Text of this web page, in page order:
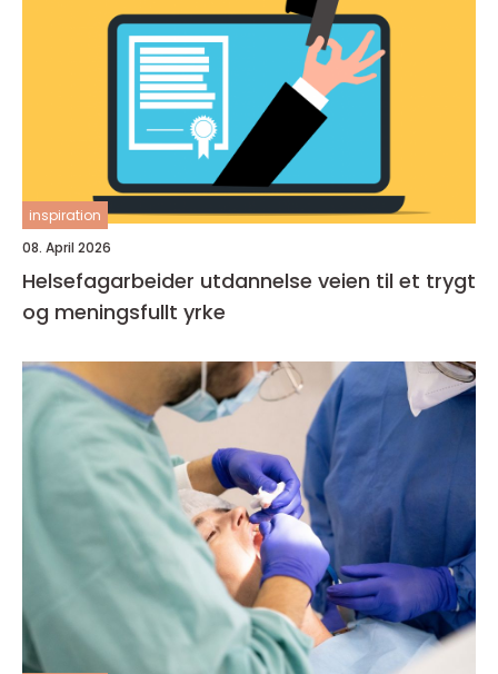
inspiration
08. April 2026
Helsefagarbeider utdannelse veien til et trygt
og meningsfullt yrke